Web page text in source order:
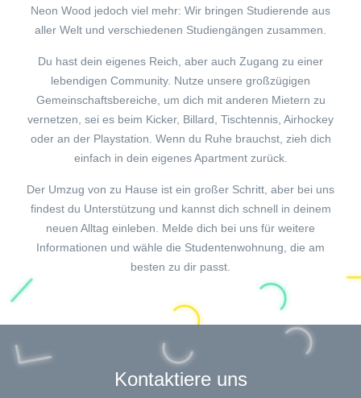
Neon Wood jedoch viel mehr: Wir bringen Studierende aus
aller Welt und verschiedenen Studiengängen zusammen.
Du hast dein eigenes Reich, aber auch Zugang zu einer
lebendigen Community. Nutze unsere großzügigen
Gemeinschaftsbereiche, um dich mit anderen Mietern zu
vernetzen, sei es beim Kicker, Billard, Tischtennis, Airhockey
oder an der Playstation. Wenn du Ruhe brauchst, zieh dich
einfach in dein eigenes Apartment zurück.
Der Umzug von zu Hause ist ein großer Schritt, aber bei uns
findest du Unterstützung und kannst dich schnell in deinem
neuen Alltag einleben. Melde dich bei uns für weitere
Informationen und wähle die Studentenwohnung, die am
besten zu dir passt.
Kontaktiere uns